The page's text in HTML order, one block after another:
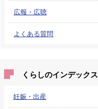
広報・広聴
よくある質問
くらしのインデックス
妊娠・出産